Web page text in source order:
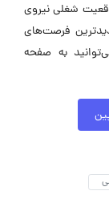
کاسپین در حال حاضر در ۵ موقعیت شغلی نیروی
فرصت‌های
به صفحه